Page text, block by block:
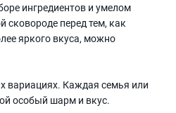
ингредиентов и умелом
сковороде перед тем, как
яркого вкуса, можно
вариациях. Каждая семья или
особый шарм и вкус.